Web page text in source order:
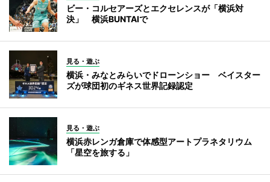
ビー・コルセアーズとエクセレンスが「横浜対
決」 横浜BUNTAIで
見る・遊ぶ
横浜・みなとみらいでドローンショー ベイスター
ズが球団初のギネス世界記録認定
見る・遊ぶ
横浜赤レンガ倉庫で体感型アートプラネタリウム
「星空を旅する」